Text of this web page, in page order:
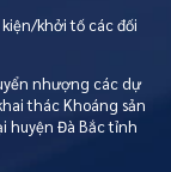
khởi tố các đối
nhượng các dự
thác Khoáng sản
huyện Đà Bắc tỉnh